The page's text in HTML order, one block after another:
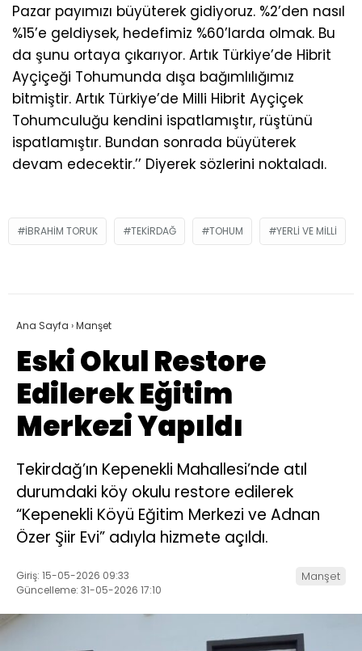
Pazar payımızı büyüterek gidiyoruz. %2’den nasıl
%15’e geldiysek, hedefimiz %60’larda olmak. Bu
da şunu ortaya çıkarıyor. Artık Türkiye’de Hibrit
Ayçiçeği Tohumunda dışa bağımlılığımız
bitmiştir. Artık Türkiye’de Milli Hibrit Ayçiçek
Tohumculuğu kendini ispatlamıştır, rüştünü
ispatlamıştır. Bundan sonrada büyüterek
devam edecektir.’’ Diyerek sözlerini noktaladı.
IBRAHIM TORUK TEKIRDAĞ TOHUM YERLI VE MILLI
Ana Sayfa ›Manşet
Eski Okul Restore
Edilerek Eğitim
Merkezi Yapıldı
Tekirdağ’ın Kepenekli Mahallesi’nde atıl
durumdaki köy okulu restore edilerek
“Kepenekli Köyü Eğitim Merkezi ve Adnan
Özer Şiir Evi” adıyla hizmete açıldı.
Giriş: 15-05-2026 09:33
Güncelleme: 31-05-2026 17:10
Manşet